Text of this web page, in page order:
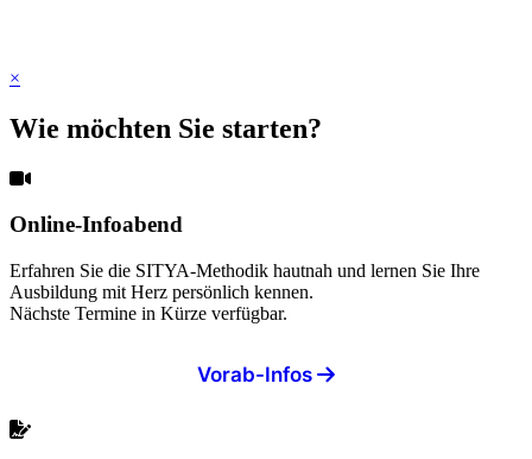
×
Wie möchten Sie starten?
Online-Infoabend
Erfahren Sie die SITYA-Methodik hautnah und lernen Sie Ihre
Ausbildung mit Herz persönlich kennen.
Nächste Termine in Kürze verfügbar.
Vorab-Infos